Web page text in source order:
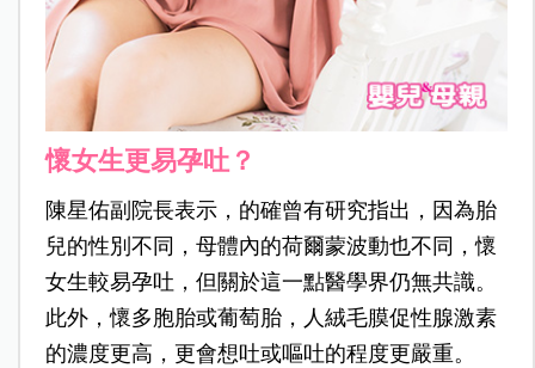
懷女生更易孕吐？
陳星佑副院長表示，的確曾有研究指出，因為胎
兒的性別不同，母體內的荷爾蒙波動也不同，懷
女生較易孕吐，但關於這一點醫學界仍無共識。
此外，懷多胞胎或葡萄胎，人絨毛膜促性腺激素
的濃度更高，更會想吐或嘔吐的程度更嚴重。